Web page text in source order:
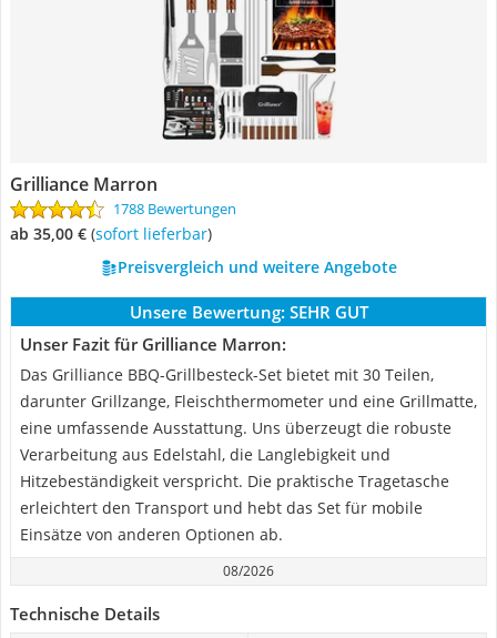
Grilliance Marron
1788 Bewertungen
ab 35,00 € ( Sofort lieferbar)
Preisvergleich und weitere Angebote
Unsere Bewertung: SEHR GUT
Unser Fazit für Grilliance Marron:
Das Grilliance BBQ-Grillbesteck-Set bietet mit 30 Teilen,
darunter Grillzange, Fleischthermometer und eine Grillmatte,
eine umfassende Ausstattung. Uns überzeugt die robuste
Verarbeitung aus Edelstahl, die Langlebigkeit und
Hitzebeständigkeit verspricht. Die praktische Tragetasche
erleichtert den Transport und hebt das Set für mobile
Einsätze von anderen Optionen ab.
08/2026
Technische Details